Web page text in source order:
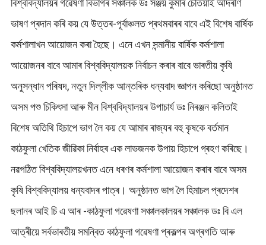
বিশ্ববিদ্যালয়ৰ গৱেষণা বিভাগৰ সঞ্চালক ডঃ সঞ্জয় কুমাৰ চেতিয়াই আদৰণি
ভাষণ প্ৰদান কৰি কয় যে উত্তৰ-পূৰ্বাঞ্চলত প্ৰথমবাৰৰ বাবে এই বিশেষ বাৰ্ষিক
কৰ্মশালাখন আয়োজন কৰা হৈছে। এনে এখন সন্মানীয় বাৰ্ষিক কৰ্মশালা
আয়োজনৰ বাবে আমাৰ বিশ্ববিদ্যালয়ক নিৰ্বাচন কৰাৰ বাবে ভাৰতীয় কৃষি
অনুসন্ধান পৰিষদ, নতুন দিল্লীক আন্তৰিক ধন্যবাদ জ্ঞাপন কৰিছো অনুষ্ঠানত
অসম পশু চিকিৎসা আৰু মীন বিশ্ববিদ্যালয়ৰ উপাচাৰ্য ডঃ নিৰঞ্জন কলিতাই
বিশেষ অতিথি হিচাপে ভাগ লৈ কয় যে আমাৰ ৰাজ্যৰ বহু কৃষকে বৰ্তমান
কাঠফুলা খেতিক জীৱিকা নিৰ্বাহৰ এক লাভজনক উপায় হিচাপে গ্ৰহণ কৰিছে।
নৱগঠিত বিশ্ববিদ্যালয়খনত এনে ধৰণৰ কৰ্মশালা আয়োজন কৰাৰ বাবে অসম
কৃষি বিশ্ববিদ্যালয় ধন্যবাদৰ পাত্ৰ। অনুষ্ঠানত ভাগ লৈ হিমাচল প্ৰদেশৰ
ছলানৰ আই চি এ আৰ -কাঠফুলা গৱেষণা সঞ্চালকালয়ৰ সঞ্চালক ডঃ বি এল
আত্ৰীয়ে সৰ্বভাৰতীয় সমন্বিত কাঠফুলা গৱেষণা প্ৰকল্পৰ অগ্ৰগতি আৰু